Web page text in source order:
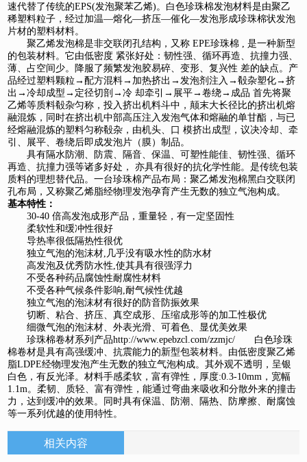
速代替了传统的EPS(发泡聚苯乙烯)。白色珍珠棉发泡材料是由聚乙
稀塑料粒子，经过加温—熔化—挤压—催化—发泡形成珍珠棉状发泡
片材的塑料材料。
聚乙烯发泡棉是非交联闭孔结构，又称 EPE珍珠棉 , 是一种新型
的包装材料。它由低密度 紧张好处：韧性强、循环再造、抗撞力强、
薄、占空间少。降服了频繁发泡胶易碎、变形、复兴性 差的缺点。产
品经过塑料颗粒→配方混料→加热挤出→发泡剂注入→殽杂塑化→挤
出→冷却成型→定径切剖→冷 却牵引→展平→卷绕→成品 首先将聚
乙烯等质料殽杂匀称，投入挤出机料斗中，颠末大长径比的挤出机熔
融混炼，同时在挤出机中部高压注入发泡气体和熔融的单甘酯，与已
经熔融混炼的塑料匀称殽杂，由机头、口 模挤出成型，议决冷却、牵
引、展平、卷绕后即成发泡片（膜）制品。
具有隔水防潮、防震、隔音、保温、可塑性能佳、韧性强、循环
再造、抗撞力强等诸多好处， 亦具有很好的抗化学性能。是传统包装
质料的理想替代品。一台珍珠棉产品布局：聚乙烯发泡棉黑白交联闭
孔布局，又称聚乙烯脂经物理发泡孕育产生无数的独立气泡构成。
基本特性：
30-40 倍高发泡成形产品，重量轻，有一定坚固性
柔软性和缓冲性很好
导热率很低隔热性很优
独立气泡的泡沫材,几乎没有吸水性的防水材
高发泡及优秀防水性,使其具有很强浮力
不受各种药品腐蚀性耐腐性材料
不受各种气候条件影响,耐气候性优越
独立气泡的泡沫材有很好的防音防振效果
切断、粘合、挤压、真空成形、压缩成形等的加工性极优
细微气泡的泡沫材、外表光滑、可着色、显优美效果
珍珠棉卷材系列产品http://www.epebzcl.com/zzmjc/ 白色珍珠
棉卷材是具有高强缓冲、抗震能力的新型包装材料。由低密度聚乙烯
脂LDPE经物理发泡产生无数的独立气泡构成。其外观不透明，呈银
白色，有反光泽。材料手感柔软，富有弹性，厚度:0.3-10mm，宽幅
1.1m。柔韧、质轻、富有弹性，能通过弯曲来吸收和分散外来的撞击
力，达到缓冲的效果。同时具有保温、防潮、隔热、防摩擦、耐腐蚀
等一系列优越的使用特性。
相关内容